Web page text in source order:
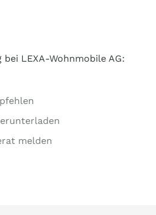
LEXA-Wohnmobile AG:
melden